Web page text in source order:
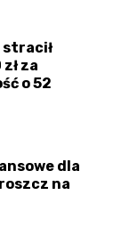
stracił
za
o 52
dla
na